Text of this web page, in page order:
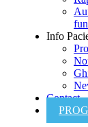
Info
Contact